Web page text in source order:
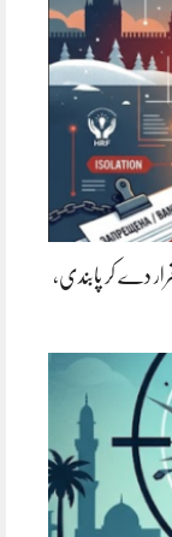
دے کر پابندی،